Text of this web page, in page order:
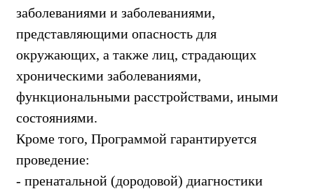
заболеваниями и заболеваниями,
представляющими опасность для
окружающих, а также лиц, страдающих
хроническими заболеваниями,
функциональными расстройствами, иными
состояниями.
Кроме того, Программой гарантируется
проведение:
- пренатальной (дородовой) диагностики